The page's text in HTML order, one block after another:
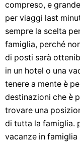
compreso, e
per viaggi last
sempre la scelta
famiglia, perché
di posti sarà
in un hotel o una
tenere a mente è
destinazioni che è
trovare una
di tutta la famiglia.
vacanze in